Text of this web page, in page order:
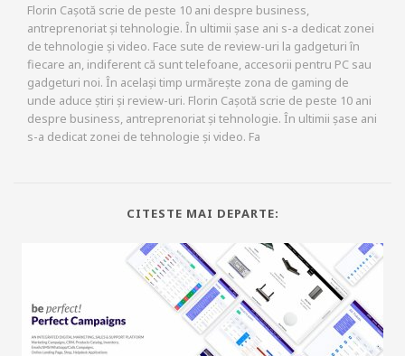
Florin Cașotă scrie de peste 10 ani despre business,
antreprenoriat și tehnologie. În ultimii șase ani s-a dedicat zonei
de tehnologie și video. Face sute de review-uri la gadgeturi în
fiecare an, indiferent că sunt telefoane, accesorii pentru PC sau
gadgeturi noi. În același timp urmărește zona de gaming de
unde aduce știri și review-uri. Florin Cașotă scrie de peste 10 ani
despre business, antreprenoriat și tehnologie. În ultimii șase ani
s-a dedicat zonei de tehnologie și video. Fa
CITESTE MAI DEPARTE: